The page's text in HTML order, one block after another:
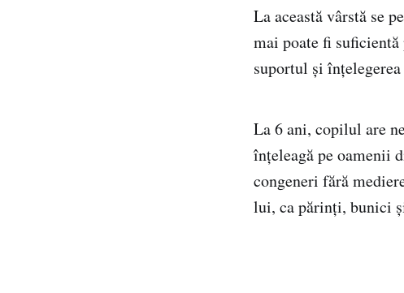
La această vârstă se
mai poate fi
suportul și
La 6 ani, copilul are
înțeleagă pe oamenii
congeneri fără
lui, ca părinţi, bunici